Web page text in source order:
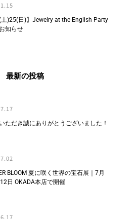
土)25(日)】Jewelry at the English Party
知らせ
最新の投稿
ただき誠にありがとうございました！
BLOOM 夏に咲く世界の宝石展｜7月
日 OKADA本店で開催